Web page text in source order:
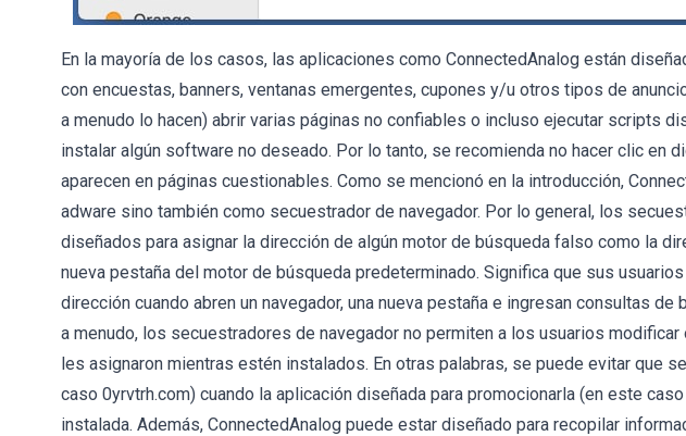
En la mayoría de los casos, las aplicaciones como ConnectedAnalog están
con encuestas, banners, ventanas emergentes, cupones y/u otros tipos de
a menudo lo hacen) abrir varias páginas no confiables o incluso ejecutar scripts
instalar algún software no deseado. Por lo tanto, se recomienda no hacer clic en
aparecen en páginas cuestionables. Como se mencionó en la introducción,
adware sino también como secuestrador de navegador. Por lo general, los
diseñados para asignar la dirección de algún motor de búsqueda falso como la
nueva pestaña del motor de búsqueda predeterminado. Significa que sus
dirección cuando abren un navegador, una nueva pestaña e ingresan consultas de
a menudo, los secuestradores de navegador no permiten a los usuarios modificar
les asignaron mientras estén instalados. En otras palabras, se puede evitar que
caso 0yrvtrh.com) cuando la aplicación diseñada para promocionarla (en este
instalada. Además, ConnectedAnalog puede estar diseñado para recopilar